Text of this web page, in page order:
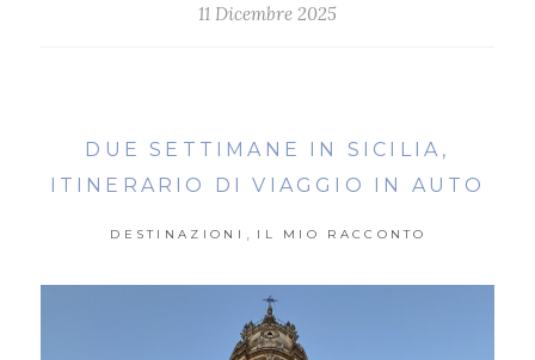
11 Dicembre 2025
DUE SETTIMANE IN SICILIA,
ITINERARIO DI VIAGGIO IN AUTO
DESTINAZIONI IL MIO RACCONTO